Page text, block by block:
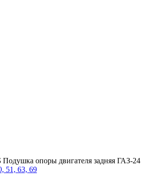
Подушка опоры двигателя задняя ГАЗ-24